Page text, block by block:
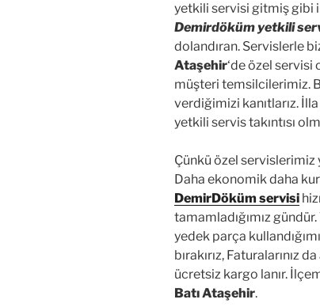
yetkili servisi gitmiş gibi
Demirdöküm yetkili
dolandıran. Servislerle
Ataşehir‘de özel servisi
müşteri temsilcilerimiz.
verdiğimizi kanıtlarız.
yetkili servis takıntısı
Çünkü özel
Daha ekonomik daha
DemirDöküm servisi
tamamladığımız
yedek parça
bırakırız, Faturalarınız
ücretsiz kargo lanır.
Batı Ataşehir.